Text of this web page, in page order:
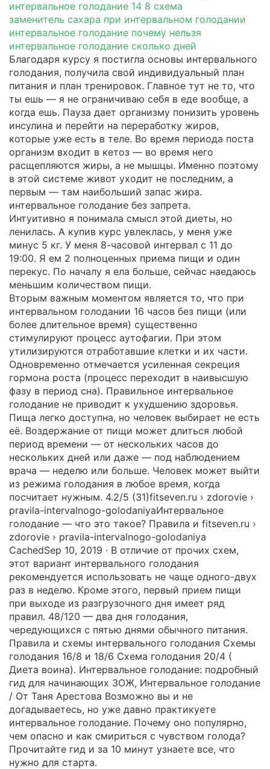
интервальное голодание 14 8 схема
заменитель сахара при интервальном голодании
интервальное голодание почему нельзя
интервальное голодание сколько дней
Благодаря курсу я постигла основы интервального
голодания, получила свой индивидуальный план
питания и план тренировок. Главное тут не то, что
ты ешь — я не ограничиваю себя в еде вообще, а
когда ешь. Пауза дает организму понизить уровень
инсулина и перейти на переработку жиров,
которые уже есть в теле. Во время периода поста
организм входит в кетоз — во время него
расщепляются жиры, а не мышцы. Именно поэтому
в этой системе живот уходит не последним, а
первым — там наибольший запас жира.
интервальное голодание без запрета.
Интуитивно я понимала смысл этой диеты, но
ленилась. А купив курс увлеклась, у меня уже
минус 5 кг. У меня 8-часовой интервал с 11 до
19:00. Я ем 2 полноценных приема пищи и один
перекус. По началу я ела больше, сейчас наедаюсь
меньшим количеством пищи.
Вторым важным моментом является то, что при
интервальном голодании 16 часов без пищи (или
более длительное время) существенно
стимулируют процесс аутофагии. При этом
утилизируются отработавшие клетки и их части.
Одновременно отмечается усиленная секреция
гормона роста (процесс переходит в наивысшую
фазу в период сна). Правильное интервальное
голодание не приводит к ухудшению здоровья.
Пища легко доступна, но человек выбирает не есть
её. Воздержание от пищи может длиться любой
период времени — от нескольких часов до
нескольких дней или даже — под наблюдением
врача — неделю или больше. Человек может выйти
из режима голодания в любое время, когда
посчитает нужным. 4.2/5 (31)fitseven.ru › zdorovie ›
pravila-intervalnogo-golodaniyaИнтервальное
голодание — что это такое? Правила и fitseven.ru ›
zdorovie › pravila-intervalnogo-golodaniya
CachedSep 10, 2019 · В отличие от прочих схем,
этот вариант интервального голодания
рекомендуется использовать не чаще одного-двух
раз в неделю. Кроме этого, первый прием пищи
при выходе из разгрузочного дня имеет ряд
правил. 48/120 — два дня голодания,
чередующихся с пятью днями обычного питания.
Правила и схемы интервального голодания Схемы
голодания 16/8 и 18/6 Схема голодания 20/4 (
Диета воина). Интервальное голодание: подробный
гид для начинающих ЗОЖ, Интервальное голодание
/ От Таня Арестова Возможно вы и не
догадываетесь, но уже давно практикуете
интервальное голодание. Почему оно популярно,
чем опасно и как смириться с чувством голода?
Прочитайте гид и за 10 минут узнаете все, что
нужно для старта.